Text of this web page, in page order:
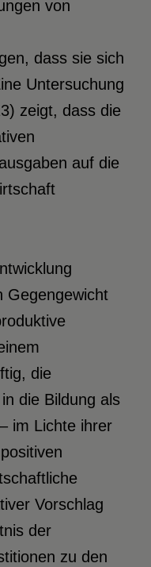
von
dass sie sich
Untersuchung
zeigt, dass die
auf die
Gegengewicht
die
die Bildung als
im Lichte ihrer
Vorschlag
der
zu den